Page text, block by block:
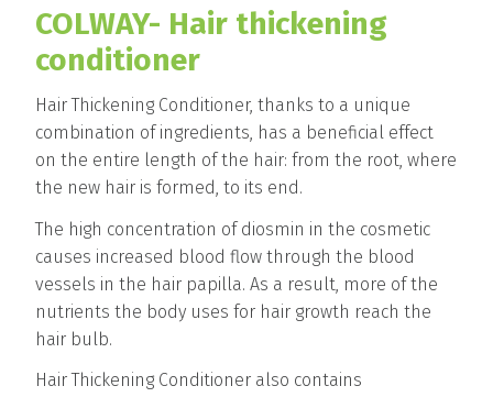
COLWAY- Hair thickening
conditioner
Hair Thickening Conditioner, thanks to a unique
combination of ingredients, has a beneficial effect
on the entire length of the hair: from the root, where
the new hair is formed, to its end.
The high concentration of diosmin in the cosmetic
causes increased blood flow through the blood
vessels in the hair papilla. As a result, more of the
nutrients the body uses for hair growth reach the
hair bulb.
Hair Thickening Conditioner also contains